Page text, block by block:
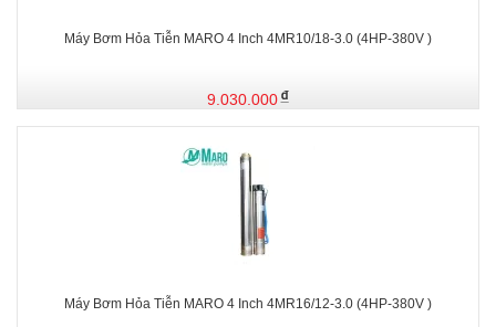
Máy Bơm Hỏa Tiễn MARO 4 Inch 4MR10/18-3.0 (4HP-380V )
9.030.000
Máy Bơm Hỏa Tiễn MARO 4 Inch 4MR16/12-3.0 (4HP-380V )